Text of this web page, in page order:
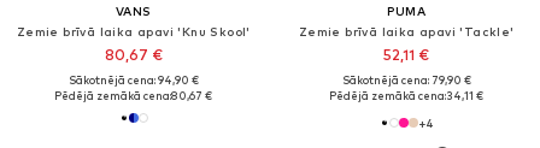
VANS
Zemie brīvā laika apavi 'Knu Skool'
80,67 €
Sākotnējā cena: 94,90 €
Pēdējā zemākā cena:80,67 €
PUMA
Zemie brīvā laika apavi 'Tackle'
52,11 €
Sākotnējā cena: 79,90 €
Pēdējā zemākā cena:34,11 €
+4